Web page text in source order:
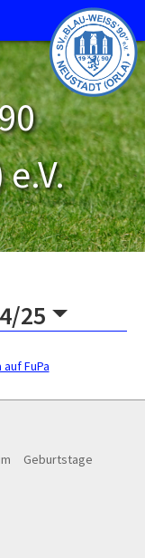
25
FuPa
Geburtstage